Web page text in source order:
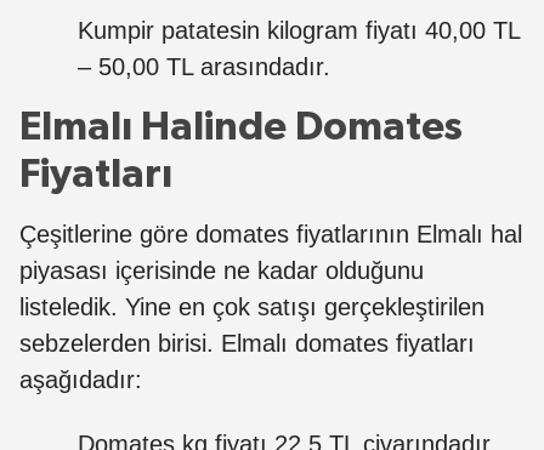
Kumpir patatesin kilogram fiyatı 40,00 TL
– 50,00 TL arasındadır.
Elmalı Halinde Domates
Fiyatları
Çeşitlerine göre domates fiyatlarının Elmalı hal
piyasası içerisinde ne kadar olduğunu
listeledik. Yine en çok satışı gerçekleştirilen
sebzelerden birisi. Elmalı domates fiyatları
aşağıdadır:
Domates kg fiyatı 22.5 TL civarındadır.